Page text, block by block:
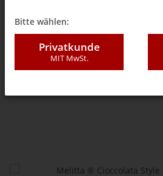
Bitte wählen:
Privatkunde
MIT MwSt.